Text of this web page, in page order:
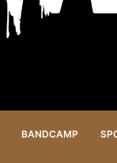
BANDCAMP